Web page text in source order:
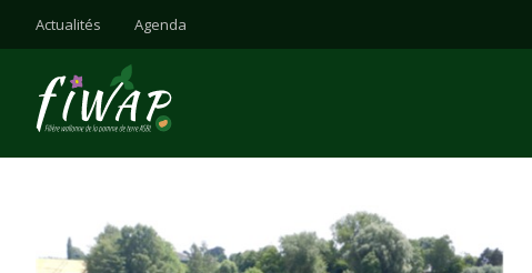
Actualités Agenda